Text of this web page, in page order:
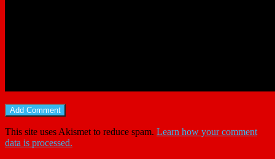
This site uses Akismet to reduce spam. Learn how your comment
data is processed.